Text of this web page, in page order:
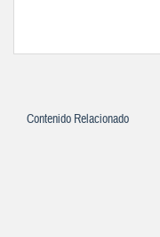
Contenido Relacionado